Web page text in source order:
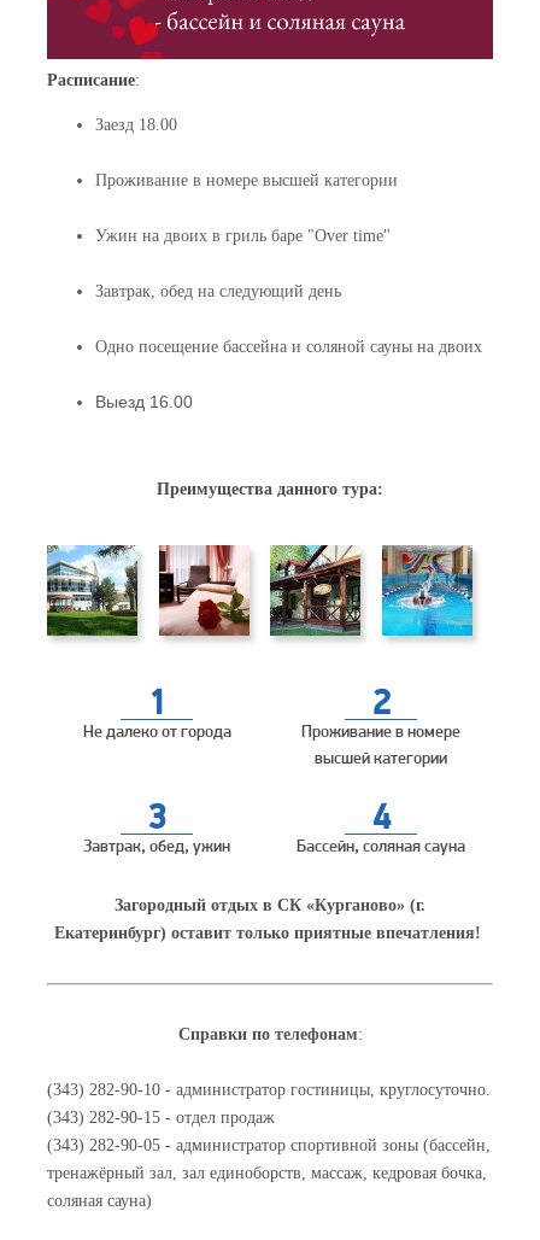
Расписание:
Заезд 18.00
Проживание в номере высшей категории
Ужин на двоих в гриль баре "Over time"
Завтрак, обед на следующий день
Одно посещение бассейна и соляной сауны на двоих
Выезд 16.00
Преимущества данного тура:
1
Не далеко от города
2
Проживание в номере
высшей категории
3
Завтрак, обед, ужин
4
Бассейн, соляная сауна
Загородный отдых в СК «Курганово» (г.
Екатеринбург) оставит только приятные впечатления!
Справки по телефонам:
(343) 282-90-10 - администратор гостиницы, круглосуточно.
(343) 282-90-15 - отдел продаж
(343) 282-90-05 - администратор спортивной зоны (бассейн,
тренажёрный зал, зал единоборств, массаж, кедровая бочка,
соляная сауна)